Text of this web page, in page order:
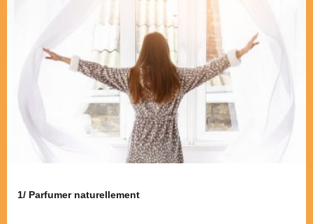
1/ Parfumer naturellement